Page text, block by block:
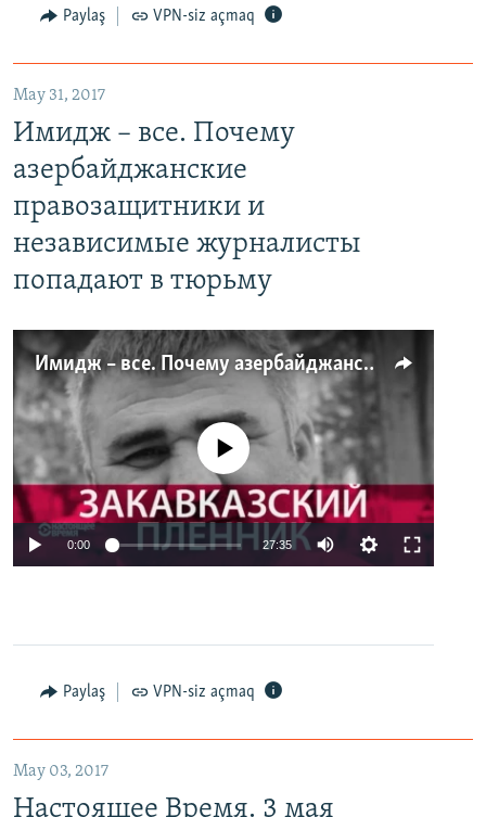
Paylaş VPN-siz açmaq
May 31, 2017
Имидж – все. Почему
азербайджанские
правозащитники и
независимые журналисты
попадают в тюрьму
Имидж – все. Почему азербайджанские правозащитники и независимые журналисты попадают в тюрьму
No media source currently available
0:00 27:35
Paylaş VPN-siz açmaq
May 03, 2017
Настоящее Время. 3 мая